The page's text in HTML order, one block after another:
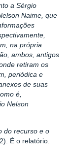
a Sérgio
Naime, que
na própria
ambos, antigos
retiram os
periódica e
de suas
é,
Nelson
do recurso e o
É o relatório.